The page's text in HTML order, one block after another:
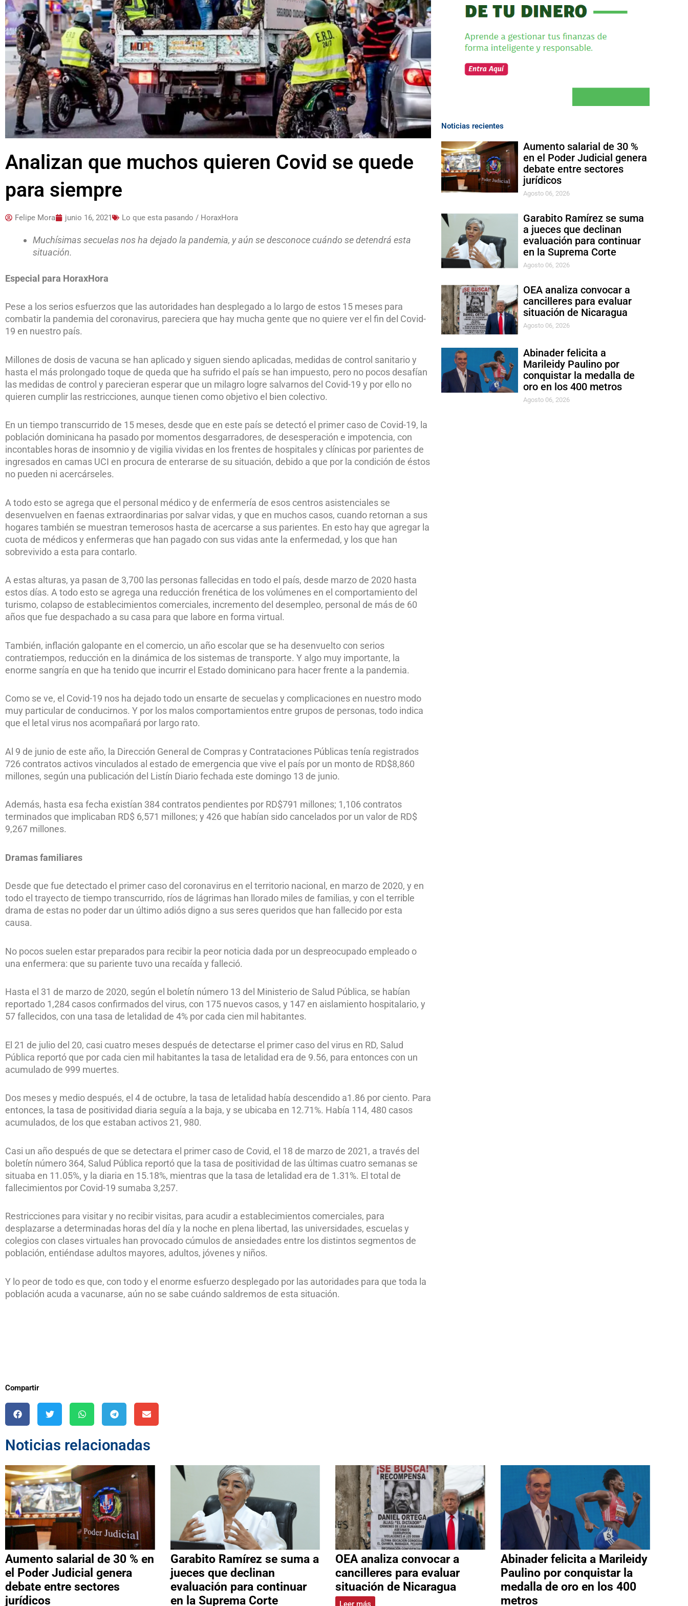
Analizan que muchos quieren Covid se quede
para siempre
Felipe Mora junio 16, 2021 Lo que esta pasando / HoraxHora
Muchísimas secuelas nos ha dejado la pandemia, y aún se desconoce cuándo se detendrá esta
situación.
Especial para HoraxHora
Pese a los serios esfuerzos que las autoridades han desplegado a lo largo de estos 15 meses para
combatir la pandemia del coronavirus, pareciera que hay mucha gente que no quiere ver el fin del Covid-
19 en nuestro país.
Millones de dosis de vacuna se han aplicado y siguen siendo aplicadas, medidas de control sanitario y
hasta el más prolongado toque de queda que ha sufrido el país se han impuesto, pero no pocos desafían
las medidas de control y parecieran esperar que un milagro logre salvarnos del Covid-19 y por ello no
quieren cumplir las restricciones, aunque tienen como objetivo el bien colectivo.
En un tiempo transcurrido de 15 meses, desde que en este país se detectó el primer caso de Covid-19, la
población dominicana ha pasado por momentos desgarradores, de desesperación e impotencia, con
incontables horas de insomnio y de vigilia vividas en los frentes de hospitales y clínicas por parientes de
ingresados en camas UCI en procura de enterarse de su situación, debido a que por la condición de éstos
no pueden ni acercárseles.
A todo esto se agrega que el personal médico y de enfermería de esos centros asistenciales se
desenvuelven en faenas extraordinarias por salvar vidas, y que en muchos casos, cuando retornan a sus
hogares también se muestran temerosos hasta de acercarse a sus parientes. En esto hay que agregar la
cuota de médicos y enfermeras que han pagado con sus vidas ante la enfermedad, y los que han
sobrevivido a esta para contarlo.
A estas alturas, ya pasan de 3,700 las personas fallecidas en todo el país, desde marzo de 2020 hasta
estos días. A todo esto se agrega una reducción frenética de los volúmenes en el comportamiento del
turismo, colapso de establecimientos comerciales, incremento del desempleo, personal de más de 60
años que fue despachado a su casa para que labore en forma virtual.
También, inflación galopante en el comercio, un año escolar que se ha desenvuelto con serios
contratiempos, reducción en la dinámica de los sistemas de transporte. Y algo muy importante, la
enorme sangría en que ha tenido que incurrir el Estado dominicano para hacer frente a la pandemia.
Como se ve, el Covid-19 nos ha dejado todo un ensarte de secuelas y complicaciones en nuestro modo
muy particular de conducirnos. Y por los malos comportamientos entre grupos de personas, todo indica
que el letal virus nos acompañará por largo rato.
Al 9 de junio de este año, la Dirección General de Compras y Contrataciones Públicas tenía registrados
726 contratos activos vinculados al estado de emergencia que vive el país por un monto de RD$8,860
millones, según una publicación del Listín Diario fechada este domingo 13 de junio.
Además, hasta esa fecha existían 384 contratos pendientes por RD$791 millones; 1,106 contratos
terminados que implicaban RD$ 6,571 millones; y 426 que habían sido cancelados por un valor de RD$
9,267 millones.
Dramas familiares
Desde que fue detectado el primer caso del coronavirus en el territorio nacional, en marzo de 2020, y en
todo el trayecto de tiempo transcurrido, ríos de lágrimas han llorado miles de familias, y con el terrible
drama de estas no poder dar un último adiós digno a sus seres queridos que han fallecido por esta
causa.
No pocos suelen estar preparados para recibir la peor noticia dada por un despreocupado empleado o
una enfermera: que su pariente tuvo una recaída y falleció.
Hasta el 31 de marzo de 2020, según el boletín número 13 del Ministerio de Salud Pública, se habían
reportado 1,284 casos confirmados del virus, con 175 nuevos casos, y 147 en aislamiento hospitalario, y
57 fallecidos, con una tasa de letalidad de 4% por cada cien mil habitantes.
El 21 de julio del 20, casi cuatro meses después de detectarse el primer caso del virus en RD, Salud
Pública reportó que por cada cien mil habitantes la tasa de letalidad era de 9.56, para entonces con un
acumulado de 999 muertes.
Dos meses y medio después, el 4 de octubre, la tasa de letalidad había descendido a1.86 por ciento. Para
entonces, la tasa de positividad diaria seguía a la baja, y se ubicaba en 12.71%. Había 114, 480 casos
acumulados, de los que estaban activos 21, 980.
Casi un año después de que se detectara el primer caso de Covid, el 18 de marzo de 2021, a través del
boletín número 364, Salud Pública reportó que la tasa de positividad de las últimas cuatro semanas se
situaba en 11.05%, y la diaria en 15.18%, mientras que la tasa de letalidad era de 1.31%. El total de
fallecimientos por Covid-19 sumaba 3,257.
Restricciones para visitar y no recibir visitas, para acudir a establecimientos comerciales, para
desplazarse a determinadas horas del día y la noche en plena libertad, las universidades, escuelas y
colegios con clases virtuales han provocado cúmulos de ansiedades entre los distintos segmentos de
población, entiéndase adultos mayores, adultos, jóvenes y niños.
Y lo peor de todo es que, con todo y el enorme esfuerzo desplegado por las autoridades para que toda la
población acuda a vacunarse, aún no se sabe cuándo saldremos de esta situación.
Compartir
Noticias recientes
Aumento salarial de 30 %
en el Poder Judicial genera
debate entre sectores
jurídicos
Agosto 06, 2026
Garabito Ramírez se suma
a jueces que declinan
evaluación para continuar
en la Suprema Corte
Agosto 06, 2026
OEA analiza convocar a
cancilleres para evaluar
situación de Nicaragua
Agosto 06, 2026
Abinader felicita a
Marileidy Paulino por
conquistar la medalla de
oro en los 400 metros
Agosto 06, 2026
Noticias relacionadas
Aumento salarial de 30 % en
el Poder Judicial genera
debate entre sectores
jurídicos
Garabito Ramírez se suma a
jueces que declinan
evaluación para continuar
en la Suprema Corte
OEA analiza convocar a
cancilleres para evaluar
situación de Nicaragua
Leer más
Abinader felicita a Marileidy
Paulino por conquistar la
medalla de oro en los 400
metros